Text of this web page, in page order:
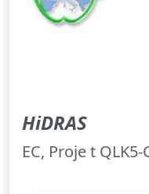
HiDRAS
EC, Proje t